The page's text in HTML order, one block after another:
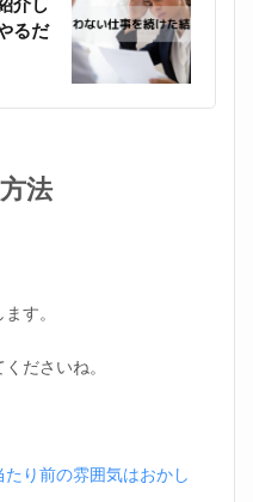
るだ
法
す。
ださいね。
り前の雰囲気はおかし